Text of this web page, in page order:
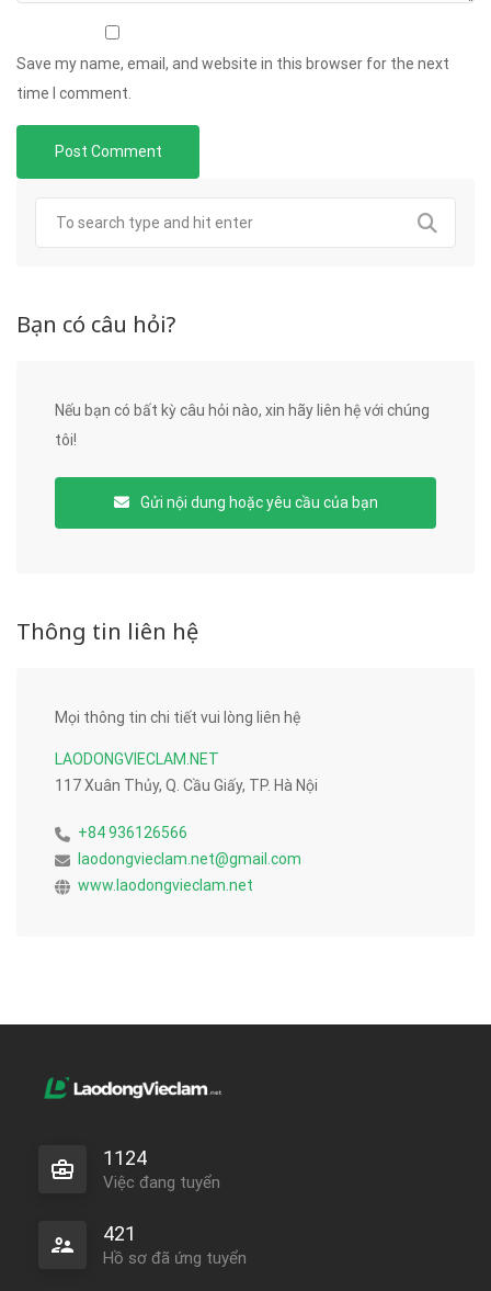
Save my name, email, and website in this browser for the next
time I comment.
Bạn có câu hỏi?
Nếu bạn có bất kỳ câu hỏi nào, xin hãy liên hệ với chúng
tôi!
Gửi nội dung hoặc yêu cầu của bạn
Thông tin liên hệ
Mọi thông tin chi tiết vui lòng liên hệ
LAODONGVIECLAM.NET
117 Xuân Thủy, Q. Cầu Giấy, TP. Hà Nội
+84 936126566
laodongvieclam.net@gmail.com
www.laodongvieclam.net
1124
Việc đang tuyển
421
Hồ sơ đã ứng tuyển